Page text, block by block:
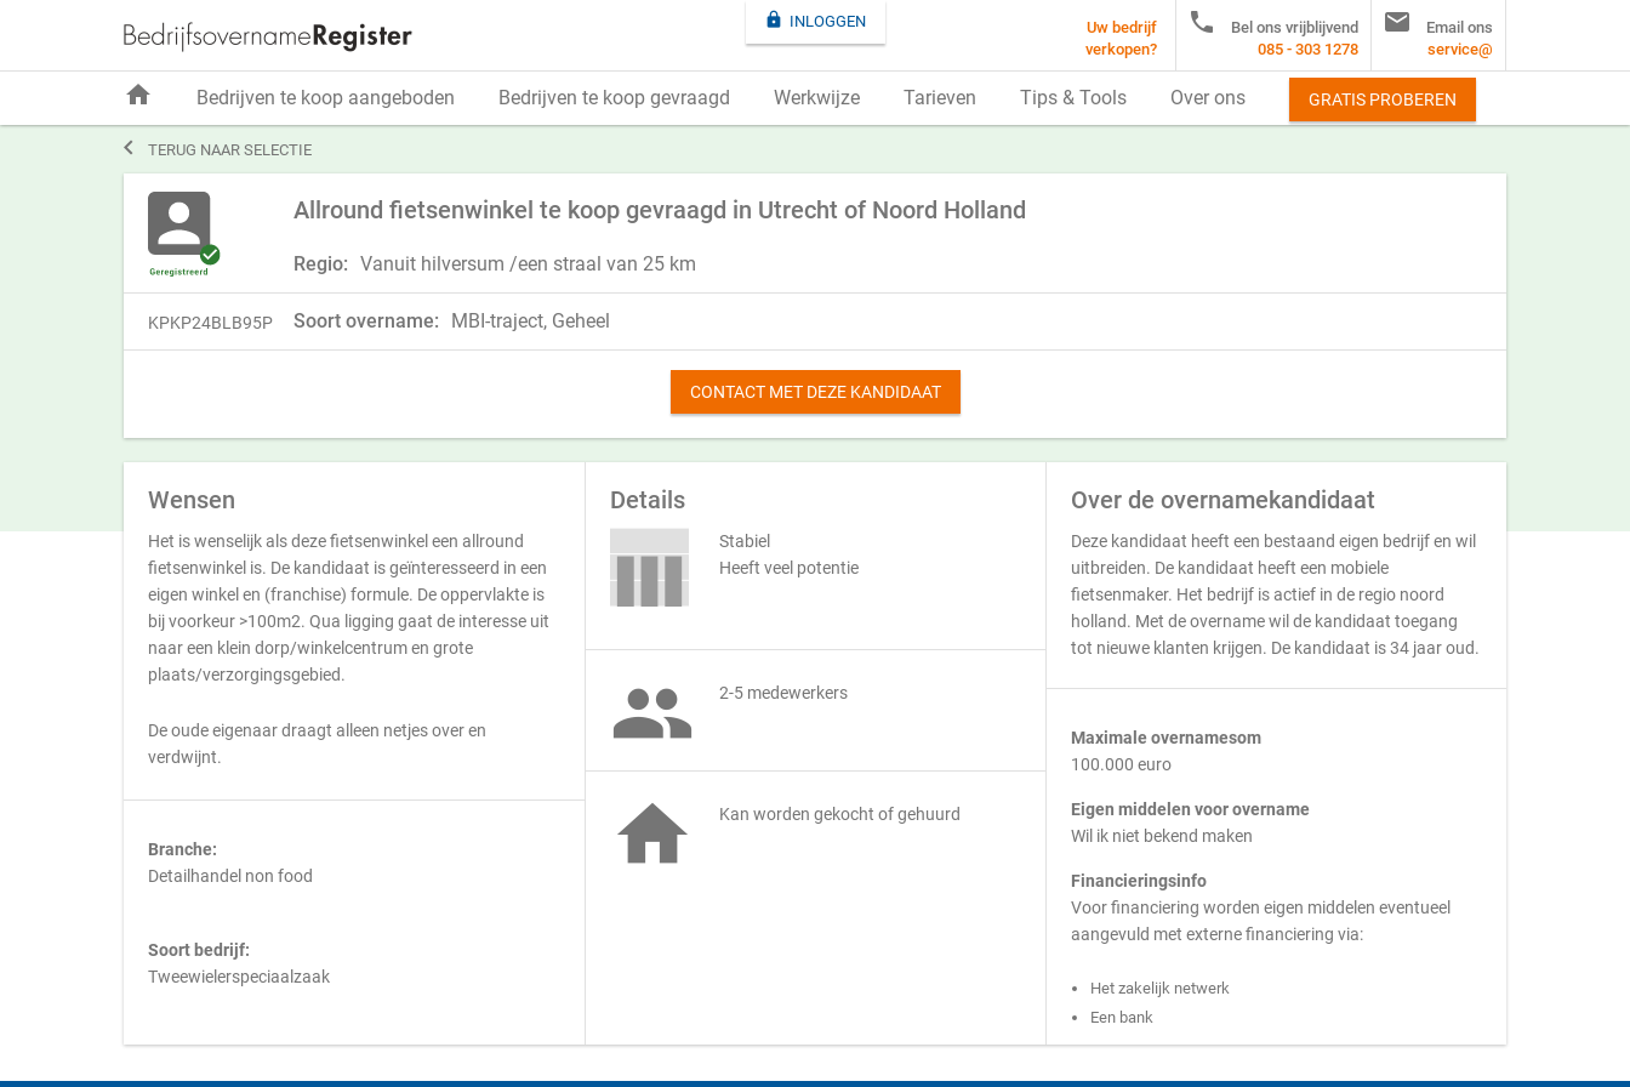
 TERUG NAAR SELECTIE
Allround fietsenwinkel te koop gevraagd in Utrecht of Noord Holland
Regio: Vanuit hilversum /een straal van 25 km
KPKP24BLB95P Soort overname: MBI-traject, Geheel
CONTACT MET DEZE KANDIDAAT
Wensen
Het is wenselijk als deze fietsenwinkel een allround
fietsenwinkel is. De kandidaat is geïnteresseerd in een
eigen winkel en (franchise) formule. De oppervlakte is
bij voorkeur >100m2. Qua ligging gaat de interesse uit
naar een klein dorp/winkelcentrum en grote
plaats/verzorgingsgebied.
De oude eigenaar draagt alleen netjes over en
verdwijnt.
Branche:
Detailhandel non food
Soort bedrijf:
Tweewielerspeciaalzaak
Details
Stabiel
Heeft veel potentie
 2-5 medewerkers
 Kan worden gekocht of gehuurd
Over de overnamekandidaat
Deze kandidaat heeft een bestaand eigen bedrijf en wil
uitbreiden. De kandidaat heeft een mobiele
fietsenmaker. Het bedrijf is actief in de regio noord
holland. Met de overname wil de kandidaat toegang
tot nieuwe klanten krijgen. De kandidaat is 34 jaar oud.
Maximale overnamesom
100.000 euro
Eigen middelen voor overname
Wil ik niet bekend maken
Financieringsinfo
Voor financiering worden eigen middelen eventueel
aangevuld met externe financiering via:
Het zakelijk netwerk
Een bank
 INLOGGEN
Uw bedrijf
verkopen?

Bel ons vrijblijvend
085 - 303 1278

Email ons
service@
home Bedrijven te koop aangeboden Bedrijven te koop gevraagd Werkwijze Tarieven Tips & Tools Over ons GRATIS PROBEREN